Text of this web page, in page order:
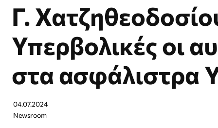
Γ.
Υπερβολικές οι
στα ασφάλιστρα
04.07.2024
Newsroom